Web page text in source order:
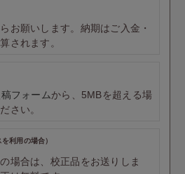
お願いします。納期はご入金・
されます。
稿フォームから、5MBを超える場
さい。
利用の場合）
場合は、校正品をお送りしま